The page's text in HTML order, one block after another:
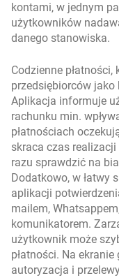
kontami, w jednym
użytkowników
danego stanowiska.
Codzienne płatności,
przedsiębiorców jako
Aplikacja informuje
rachunku min.
płatnościach
skraca czas
razu sprawdzić na
Dodatkowo, w łatwy
aplikacji
mailem,
komunikatorem.
użytkownik może
płatności. Na
autoryzacja i